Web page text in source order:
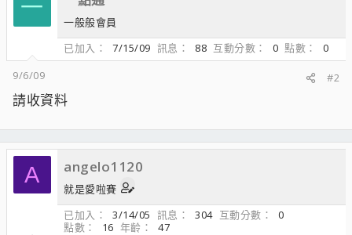
一
一般般會員
已加入
7/15/09 訊息 88 互動分數 0 點數
0
9/6/09
#2
請收資料
A angelo1120
就是愛啦賽
已加入
3/14/05 訊息 304 互動分數
0
點數
16 年齡
47